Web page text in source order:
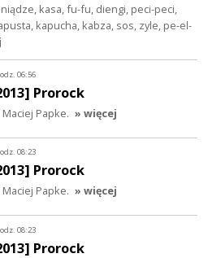
kasa, fu-fu, diengi, peci-peci,
kapucha, kabza, sos, zyle, pe-el-
06:56
Prorock
Papke. » więcej
08:23
Prorock
Papke. » więcej
08:23
Prorock